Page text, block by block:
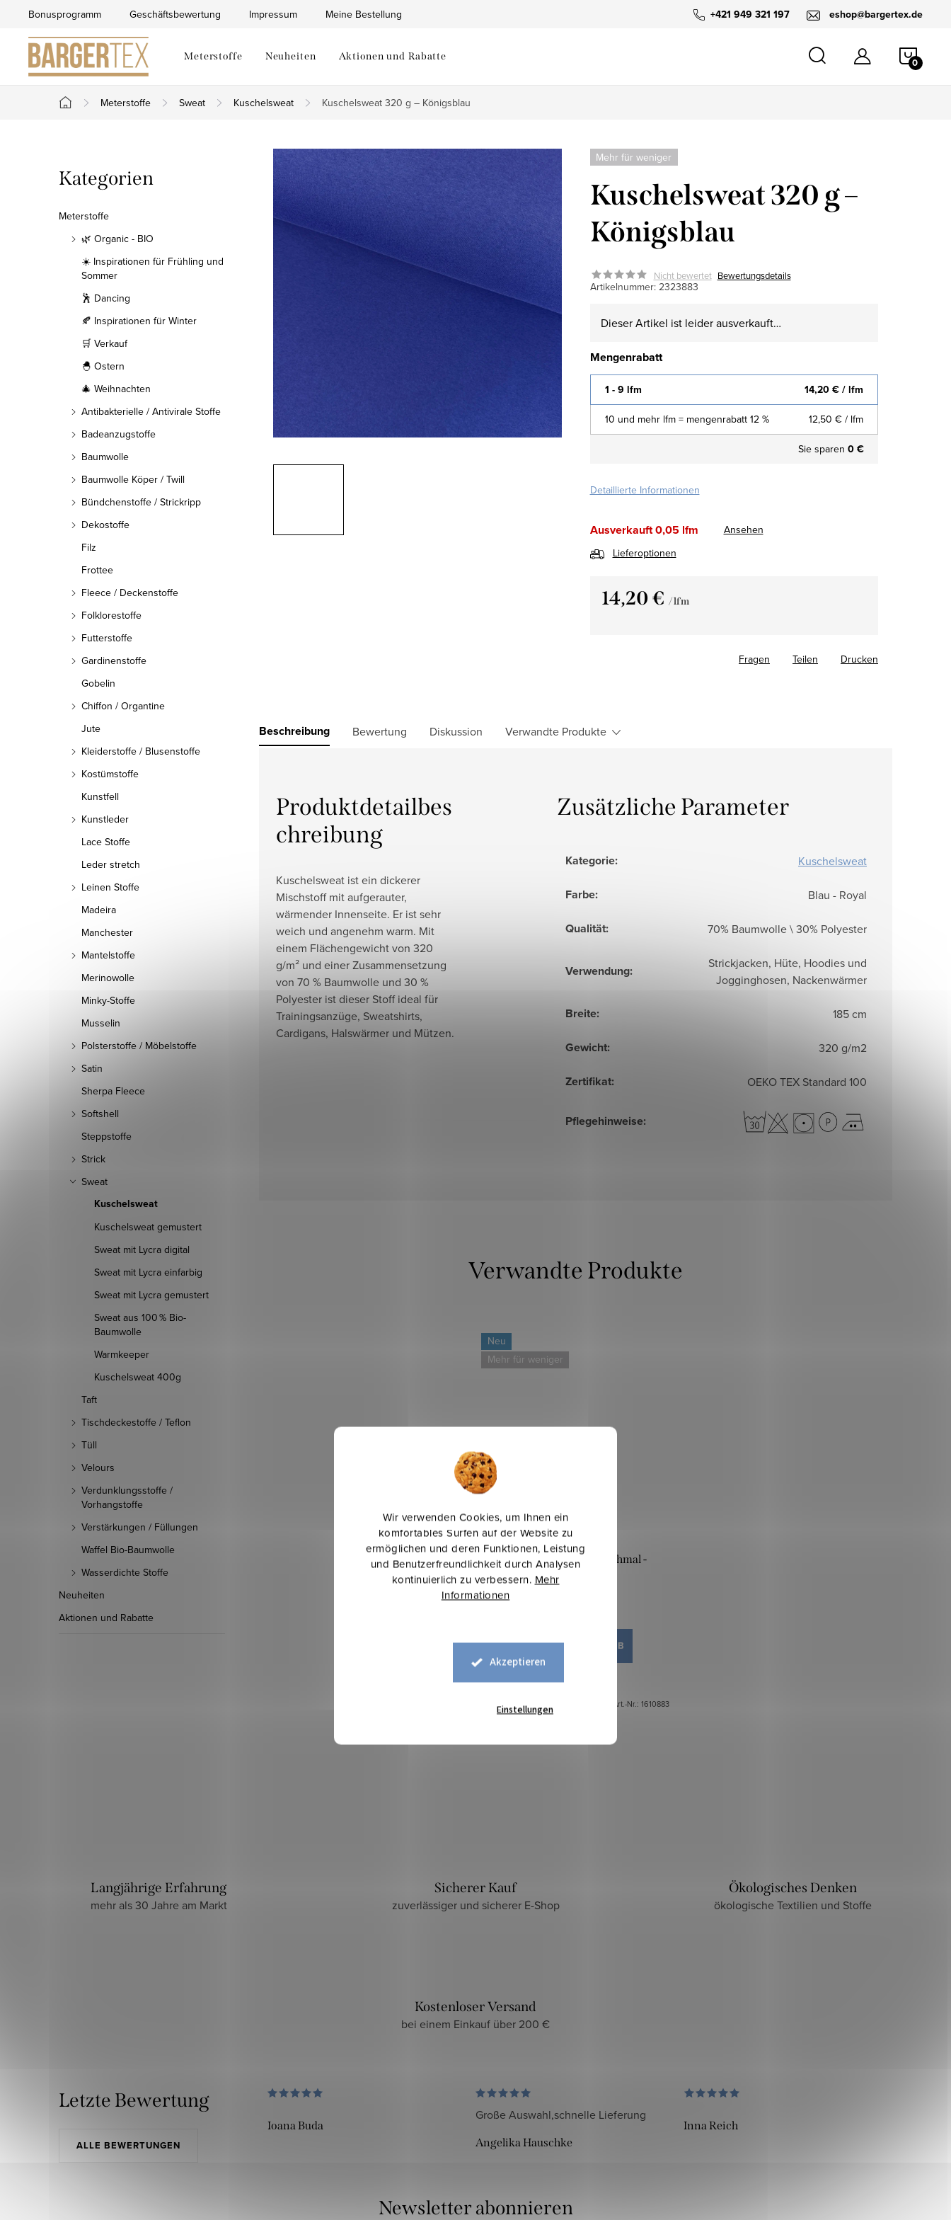
Wir verwenden Cookies, um Ihnen ein
komfortables Surfen auf der Website zu
ermöglichen und deren Funktionen, Leistung
und Benutzerfreundlichkeit durch Analysen
kontinuierlich zu verbessern. Mehr
Informationen
Akzeptieren
Einstellungen
springen
+421 949 321 197 eshop@bargertex.de
Bonusprogramm Geschäftsbewertung Impressum Meine Bestellung
Meterstoffe Neuheiten Aktionen und Rabatte
Startseite
Meterstoffe Sweat Kuschelsweat Kuschelsweat 320 g – Königsblau
e
i
Kategorien
überspringen
Kategorien
Meterstoffe
🌿 Organic - BIO
☀️ Inspirationen für Frühling und
Sommer
🕺 Dancing
🍂 Inspirationen für Winter
🛒 Verkauf
🐣 Ostern
🎄 Weihnachten
Antibakterielle / Antivirale Stoffe
Badeanzugstoffe
Baumwolle
Baumwolle Köper / Twill
Bündchenstoffe / Strickripp
Dekostoffe
Filz
Frottee
Fleece / Deckenstoffe
Folklorestoffe
Futterstoffe
Gardinenstoffe
Gobelin
Chiffon / Organtine
Jute
Kleiderstoffe / Blusenstoffe
Kostümstoffe
Kunstfell
Kunstleder
Lace Stoffe
Leder stretch
Leinen Stoffe
Madeira
Manchester
Mantelstoffe
Merinowolle
Minky-Stoffe
Musselin
Polsterstoffe / Möbelstoffe
Satin
Sherpa Fleece
Softshell
Steppstoffe
Strick
Sweat
Kuschelsweat
Kuschelsweat gemustert
Sweat mit Lycra digital
Sweat mit Lycra einfarbig
Sweat mit Lycra gemustert
Sweat aus 100 % Bio-
Baumwolle
Warmkeeper
Kuschelsweat 400g
Taft
Tischdeckestoffe / Teflon
Tüll
Velours
Verdunklungsstoffe /
Vorhangstoffe
Verstärkungen / Füllungen
Waffel Bio-Baumwolle
Wasserdichte Stoffe
Neuheiten
Aktionen und Rabatte
Mehr für weniger
Kuschelsweat 320 g –
Königsblau
Nicht bewertet Bewertungsdetails
Artikelnummer: 2323883
Dieser Artikel ist leider ausverkauft…
Mengenrabatt
1 - 9 lfm 14,20 €/ lfm
10 und mehr lfm = mengenrabatt 12 % 12,50 € / lfm
Sie sparen 0 €
Detaillierte Informationen
Ausverkauft0,05 lfm
Ansehen
Lieferoptionen
14,20 € / lfm
Drucken
Fragen Teilen
Beschreibung Bewertung Diskussion Verwandte Produkte
Produktdetailbes
chreibung
Kuschelsweat ist ein dickerer
Mischstoff mit aufgerauter,
wärmender Innenseite. Er ist sehr
weich und angenehm warm. Mit
einem Flächengewicht von 320
g/m² und einer Zusammensetzung
von 70 % Baumwolle und 30 %
Polyester ist dieser Stoff ideal für
Trainingsanzüge, Sweatshirts,
Cardigans, Halswärmer und Mützen.
Zusätzliche Parameter
Kategorie: Kuschelsweat
Farbe: Blau - Royal
Qualität: 70% Baumwolle \ 30% Polyester
Verwendung:
Strickjacken, Hüte, Hoodies und
Jogginghosen, Nackenwärmer
Breite: 185 cm
Gewicht: 320 g/m2
Zertifikat: OEKO TEX Standard 100
Pflegehinweise:
Verwandte Produkte
Neu
Mehr für weniger
Bündchen Gold 2x2 schmal -
Königsblau
IN DEN WARENKORB
Auf Lager
Art.-Nr.: 1610883
Langjährige Erfahrung
mehr als 30 Jahre am Markt
Sicherer Kauf
zuverlässiger und sicherer E-Shop
Ökologisches Denken
ökologische Textilien und Stoffe
Kostenloser Versand
bei einem Einkauf über 200 €
Letzte Bewertung
ALLE BEWERTUNGEN
Ioana Buda
Große Auswahl,schnelle Lieferung
Angelika Hauschke
Inna Reich
Newsletter abonnieren